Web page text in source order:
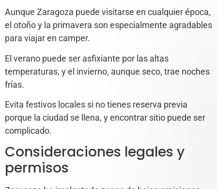
Aunque Zaragoza puede visitarse en cualquier época,
el otoño y la primavera son especialmente agradables
para viajar en camper.
El verano puede ser asfixiante por las altas
temperaturas, y el invierno, aunque seco, trae noches
frías.
Evita festivos locales si no tienes reserva previa
porque la ciudad se llena, y encontrar sitio puede ser
complicado.
Consideraciones legales y
permisos